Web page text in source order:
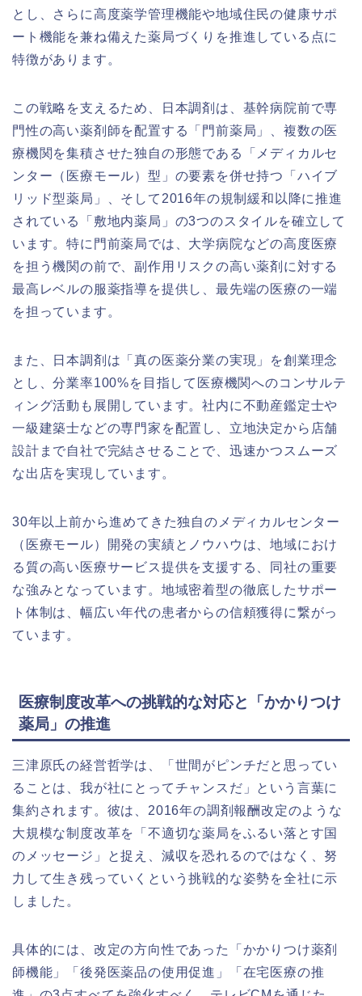
とし、さらに高度薬学管理機能や地域住民の健康サポ
ート機能を兼ね備えた薬局づくりを推進している点に
特徴があります。
この戦略を支えるため、日本調剤は、基幹病院前で専
門性の高い薬剤師を配置する「門前薬局」、複数の医
療機関を集積させた独自の形態である「メディカルセ
ンター（医療モール）型」の要素を併せ持つ「ハイブ
リッド型薬局」、そして2016年の規制緩和以降に推進
されている「敷地内薬局」の3つのスタイルを確立して
います。特に門前薬局では、大学病院などの高度医療
を担う機関の前で、副作用リスクの高い薬剤に対する
最高レベルの服薬指導を提供し、最先端の医療の一端
を担っています。
また、日本調剤は「真の医薬分業の実現」を創業理念
とし、分業率100%を目指して医療機関へのコンサルテ
ィング活動も展開しています。社内に不動産鑑定士や
一級建築士などの専門家を配置し、立地決定から店舗
設計まで自社で完結させることで、迅速かつスムーズ
な出店を実現しています。
30年以上前から進めてきた独自のメディカルセンター
（医療モール）開発の実績とノウハウは、地域におけ
る質の高い医療サービス提供を支援する、同社の重要
な強みとなっています。地域密着型の徹底したサポー
ト体制は、幅広い年代の患者からの信頼獲得に繋がっ
ています。
医療制度改革への挑戦的な対応と「かかりつけ
薬局」の推進
三津原氏の経営哲学は、「世間がピンチだと思ってい
ることは、我が社にとってチャンスだ」という言葉に
集約されます。彼は、2016年の調剤報酬改定のような
大規模な制度改革を「不適切な薬局をふるい落とす国
のメッセージ」と捉え、減収を恐れるのではなく、努
力して生き残っていくという挑戦的な姿勢を全社に示
しました。
具体的には、改定の方向性であった「かかりつけ薬剤
師機能」「後発医薬品の使用促進」「在宅医療の推